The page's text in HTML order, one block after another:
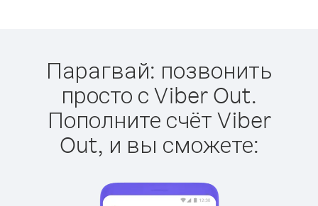
Парагвай: позвонить
просто с Viber Out.
Пополните счёт Viber
Out, и вы сможете: